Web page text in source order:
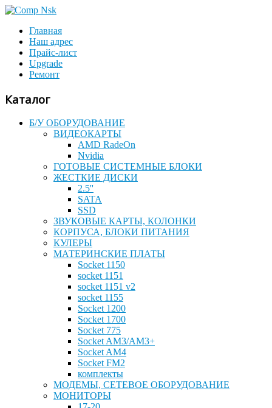
Главная
Наш адрес
Прайс-лист
Upgrade
Ремонт
Каталог
Б/У ОБОРУДОВАНИЕ
ВИДЕОКАРТЫ
AMD RadeOn
Nvidia
ГОТОВЫЕ СИСТЕМНЫЕ БЛОКИ
ЖЕСТКИЕ ДИСКИ
2.5''
SATA
SSD
ЗВУКОВЫЕ КАРТЫ, КОЛОНКИ
КОРПУСА, БЛОКИ ПИТАНИЯ
КУЛЕРЫ
МАТЕРИНСКИЕ ПЛАТЫ
Socket 1150
socket 1151
socket 1151 v2
socket 1155
Socket 1200
Socket 1700
Socket 775
Socket AM3/AM3+
Socket AM4
Socket FM2
комплекты
МОДЕМЫ, СЕТЕВОЕ ОБОРУДОВАНИЕ
МОНИТОРЫ